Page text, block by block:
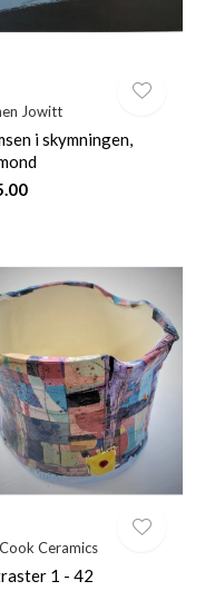
Jowitt
i skymningen,
Ceramics
1 - 42